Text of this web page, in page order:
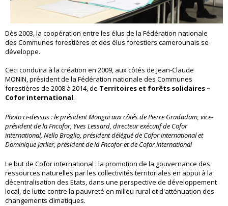
Dès 2003, la coopération entre les élus de la Fédération nationale
des Communes forestières et des élus forestiers camerounais se
développe.
Ceci conduira à la création en 2009, aux côtés de Jean-Claude
MONIN, président de la Fédération nationale des Communes
forestières de 2008 à 2014, de Territoires et forêts solidaires –
Cofor international.
Photo ci-dessus : le président Mongui aux côtés de Pierre Gradadam, vice-
président de la Fncofor, Yves Lessard, directeur exécutif de Cofor
international, Nello Broglio, président délégué de Cofor international et
Dominique Jarlier, président de la Fncofor et de Cofor international
Le but de Cofor international : la promotion de la gouvernance des
ressources naturelles par les collectivités territoriales en appui à la
décentralisation des Etats, dans une perspective de développement
local, de lutte contre la pauvreté en milieu rural et d'atténuation des
changements climatiques.